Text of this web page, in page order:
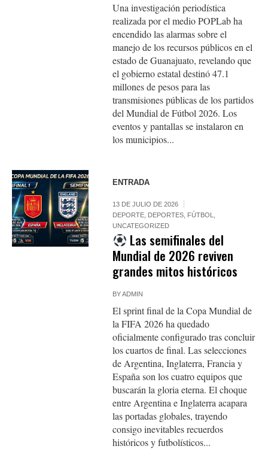
Una investigación periodística
realizada por el medio POPLab ha
encendido las alarmas sobre el
manejo de los recursos públicos en el
estado de Guanajuato, revelando que
el gobierno estatal destinó 47.1
millones de pesos para las
transmisiones públicas de los partidos
del Mundial de Fútbol 2026. Los
eventos y pantallas se instalaron en
los municipios...
ENTRADA
13 DE JULIO DE 2026
DEPORTE DEPORTES FÚTBOL
UNCATEGORIZED
Las semifinales del
Mundial de 2026 reviven
grandes mitos históricos
BYADMIN
El sprint final de la Copa Mundial de
la FIFA 2026 ha quedado
oficialmente configurado tras concluir
los cuartos de final. Las selecciones
de Argentina, Inglaterra, Francia y
España son los cuatro equipos que
buscarán la gloria eterna. El choque
entre Argentina e Inglaterra acapara
las portadas globales, trayendo
consigo inevitables recuerdos
históricos y futbolísticos...